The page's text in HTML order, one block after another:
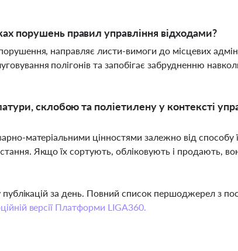
порушень правил управління відходами?
направляє листи-вимоги до місцевих
полігонів та запобігає забрудненню
склобою та поліетилену у контексті
матеріальними цінностями залежно від способу
Якщо їх сортують, обліковують і продають,
за день. Повний список першоджерел з
версії Платформи LIGA360.